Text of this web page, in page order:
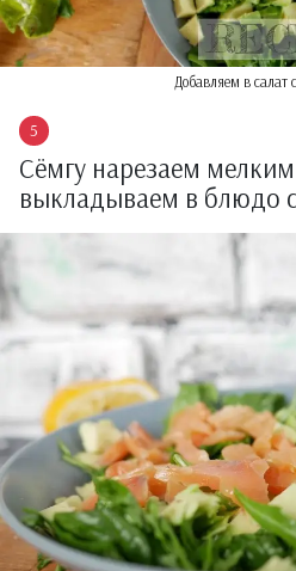
Добавляем в салат
Сёмгу нарезаем
выкладываем в блюдо